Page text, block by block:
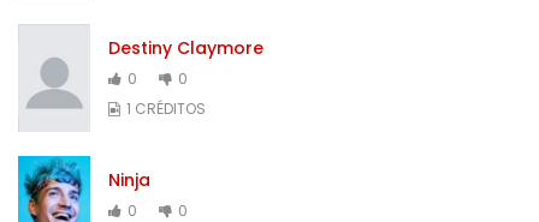
Destiny Claymore
0
0
1 CRÉDITOS
Ninja
0
0